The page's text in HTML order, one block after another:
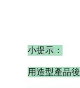
小提示：
用造型產品後